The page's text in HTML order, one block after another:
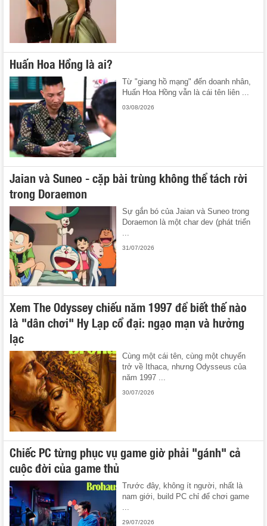
Huấn Hoa Hồng là ai?
Từ "giang hồ mạng" đến doanh nhân,
Huấn Hoa Hồng vẫn là cái tên liên ...
03/08/2026
Jaian và Suneo - cặp bài trùng không thể tách rời
trong Doraemon
Sự gắn bó của Jaian và Suneo trong
Doraemon là một char dev (phát triển
31/07/2026
Xem The Odyssey chiếu năm 1997 để biết thế nào
là "dân chơi" Hy Lạp cổ đại: ngạo mạn và hưởng
lạc
Cùng một cái tên, cùng một chuyến
trở về Ithaca, nhưng Odysseus của
năm 1997 ...
30/07/2026
Chiếc PC từng phục vụ game giờ phải "gánh" cả
cuộc đời của game thủ
Trước đây, không ít người, nhất là
nam giới, build PC chỉ để chơi game
29/07/2026